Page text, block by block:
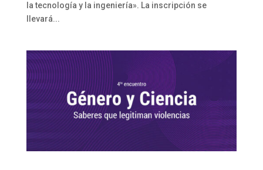
la tecnología y la ingeniería». La inscripción se
llevará...